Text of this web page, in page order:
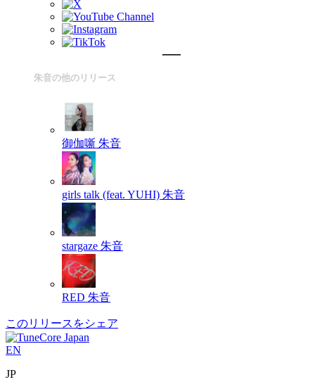
朱音の他のリリース
御伽噺 朱音
girls talk (feat. YUHI) 朱音
stargaze 朱音
RED 朱音
このリリースをシェア
EN
JP